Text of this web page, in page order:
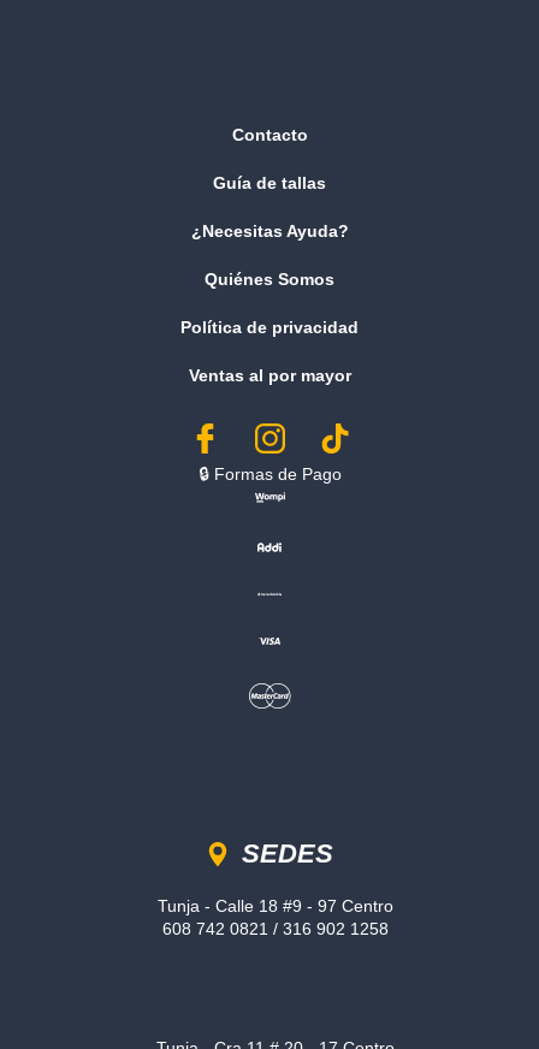
Contacto
Guía de tallas
¿Necesitas Ayuda?
Quiénes Somos
Política de privacidad
Ventas al por mayor
🔒︎ Formas de Pago
SEDES
Tunja - Calle 18 #9 - 97 Centro
608 742 0821 / 316 902 1258